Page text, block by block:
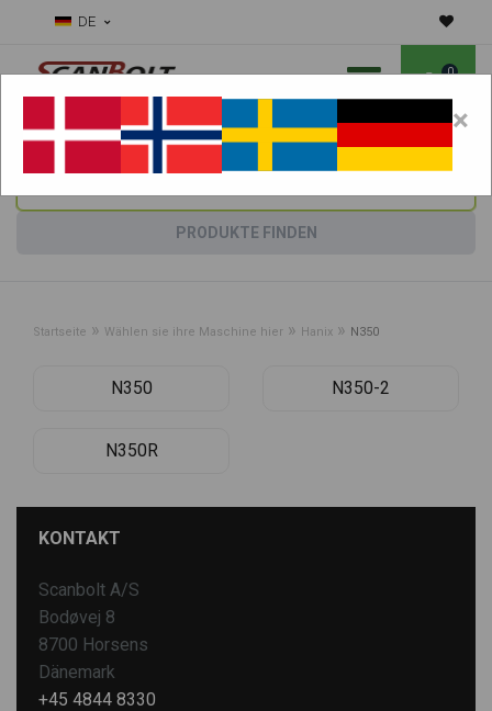
DE
0
Benötigen Sie Hilfe bei Verschleißteilen?Maschine wählen:
PRODUKTE FINDEN
Startseite » Wählen sie ihre Maschine hier » Hanix » N350
N350 N350-2
N350R
KONTAKT
Scanbolt A/S
Bodøvej 8
8700 Horsens
Dänemark
+45 4844 8330
×